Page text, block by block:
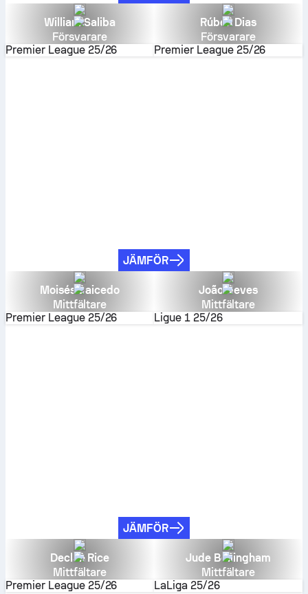
William Saliba
Försvarare
Premier League 25/26
Rúben Dias
Försvarare
Premier League 25/26
JÄMFÖR
Moisés Caicedo
Mittfältare
Premier League 25/26
João Neves
Mittfältare
Ligue 1 25/26
JÄMFÖR
Declan Rice
Mittfältare
Premier League 25/26
Jude Bellingham
Mittfältare
LaLiga 25/26